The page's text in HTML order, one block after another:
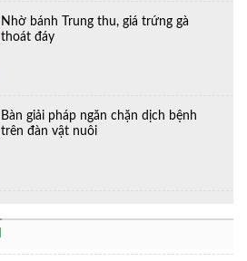
Nhờ bánh Trung thu, giá trứng gà
thoát đáy
Bàn giải pháp ngăn chặn dịch bệnh
trên đàn vật nuôi